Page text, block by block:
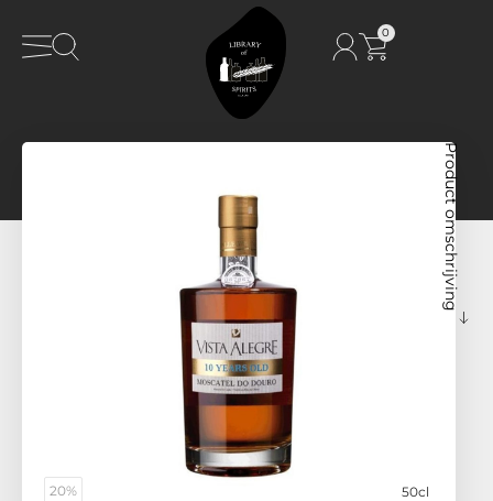
0
20% 50cl
Product omschrijving